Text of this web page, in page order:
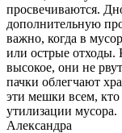
просвечиваются.
дополнительную
важно, когда в
или острые отходы.
высокое, они не
пачки облегчают
эти мешки всем,
утилизации мусора.
Александра